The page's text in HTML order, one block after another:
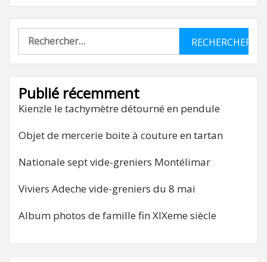
Rechercher :
Publié récemment
Kienzle le tachymètre détourné en pendule
Objet de mercerie boite à couture en tartan
Nationale sept vide-greniers Montélimar
Viviers Adeche vide-greniers du 8 mai
Album photos de famille fin XIXeme siècle